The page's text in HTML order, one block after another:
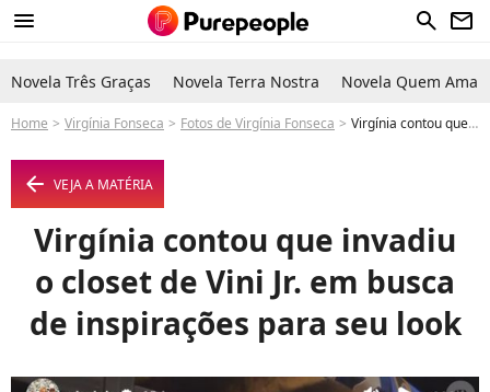
menu search newsletter
Novela Três Graças Novela Terra Nostra Novela Quem Ama
Home Virgínia Fonseca Fotos de Virgínia Fonseca Virgínia contou que invadiu o closet de Vini Jr. em busca de inspirações para seu look - Foto
arrow_left VEJA A MATÉRIA
Virgínia contou que invadiu
o closet de Vini Jr. em busca
de inspirações para seu look